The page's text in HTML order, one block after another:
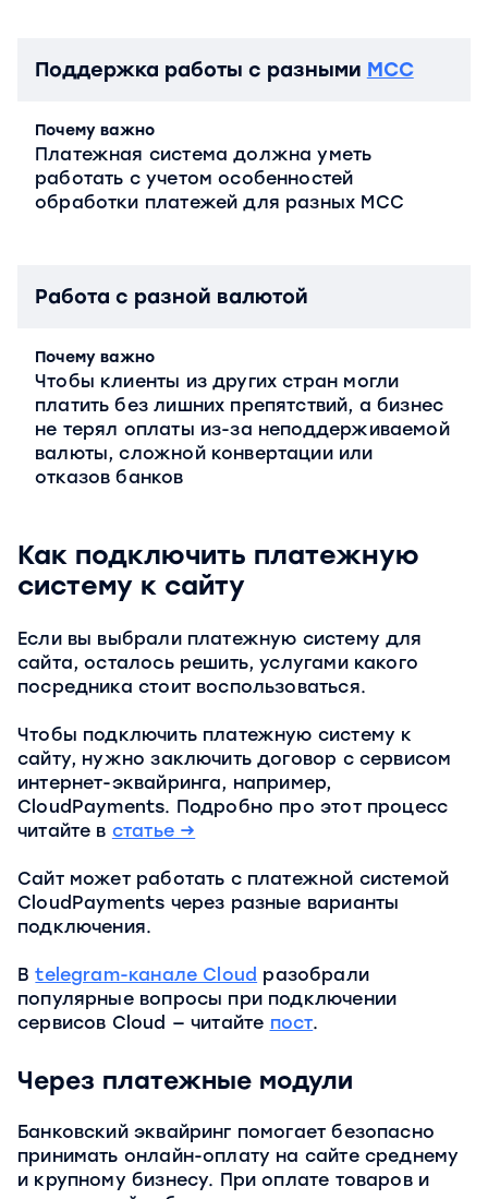
Поддержка работы с разными МСС
Почему важно
Платежная система должна уметь
работать с учетом особенностей
обработки платежей для разных MCC
Работа с разной валютой
Почему важно
Чтобы клиенты из других стран могли
платить без лишних препятствий, а бизнес
не терял оплаты из-за неподдерживаемой
валюты, сложной конвертации или
отказов банков
Как подключить платежную
систему к сайту
Если вы выбрали платежную систему для
сайта, осталось решить, услугами какого
посредника стоит воспользоваться.
Чтобы подключить платежную систему к
сайту, нужно заключить договор с сервисом
интернет-эквайринга, например,
CloudPayments. Подробно про этот процесс
читайте в статье →
Сайт может работать с платежной системой
CloudPayments через разные варианты
подключения.
Вtelegram-канале Cloud разобрали
популярные вопросы при подключении
сервисов Cloud — читайте пост.
Через платежные модули
Банковский эквайринг помогает безопасно
принимать онлайн-оплату на сайте среднему
и крупному бизнесу. При оплате товаров и